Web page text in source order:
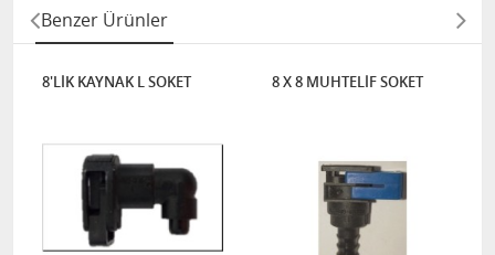
Benzer Ürünler
8'LİK KAYNAK L SOKET 8 X 8 MUHTELİF SOKET